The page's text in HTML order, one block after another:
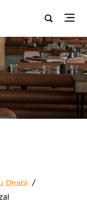
Dhabi /